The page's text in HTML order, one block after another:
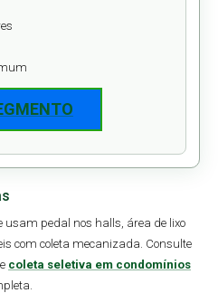
usam pedal nos halls, área de lixo
com coleta mecanizada. Consulte
e coleta seletiva em condomínios